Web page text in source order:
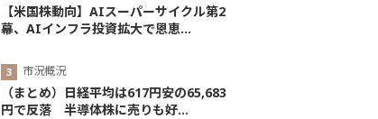
【米国株動向】AIスーパーサイクル第2
幕、AIインフラ投資拡大で恩恵...
市況概況
（まとめ）日経平均は617円安の65,683
円で反落 半導体株に売りも好...